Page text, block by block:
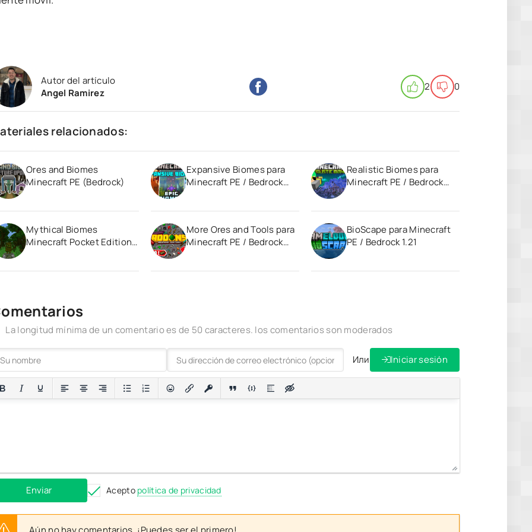
Autor del artículo
Angel Ramirez
2 0
relacionados:
Ores and Biomes
Minecraft PE (Bedrock)
Expansive Biomes para
Minecraft PE / Bedrock
Realistic Biomes para
Minecraft PE / Bedrock
Mythical Biomes
Minecraft Pocket Edition
More Ores and Tools para
Minecraft PE / Bedrock
BioScape para Minecraft
PE / Bedrock 1.21
La longitud mínima de un comentario es de 50 caracteres. los comentarios son moderados
Или Iniciar sesión
Enviar Acepto política de privacidad